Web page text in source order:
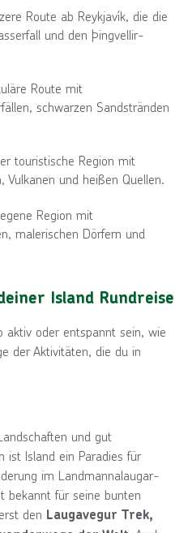
Route ab Reykjavík, die die
und den Þingvellir-
Route mit
schwarzen Sandstränden
touristische Region mit
Vulkanen und heißen Quellen.
Region mit
malerischen Dörfern und
Island Rundreise
aktiv oder entspannt sein, wie
der Aktivitäten, die du in
und gut
ist Island ein Paradies für
im Landmannalaugar-
bekannt für seine bunten
den Laugavegur Trek,